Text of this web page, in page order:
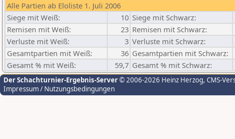
Alle Partien ab Eloliste 1. Juli 2006
Siege mit Weiß:
10 Siege mit Schwarz:
Remisen mit Weiß:
23 Remisen mit Schwarz:
Verluste mit Weiß:
3 Verluste mit Schwarz:
Gesamtpartien mit Weiß:
36 Gesamtpartien mit Schwarz:
Gesamt % mit Weiß:
59,7 Gesamt % mit Schwarz:
Der Schachturnier-Ergebnis-Server© 2006-2026 Heinz Herzog, CMS-
Impressum / Nutzungsbedingungen